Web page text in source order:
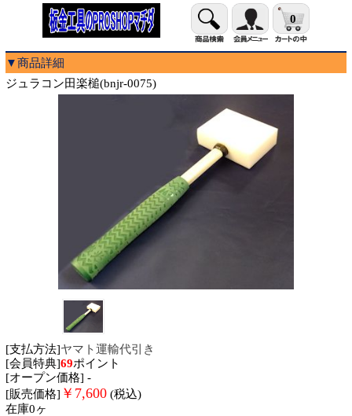
0
▼商品詳細
ジュラコン田楽槌(bnjr-0075)
[支払方法]ヤマト運輸代引き
[会員特典]69ポイント
[オープン価格] -
[販売価格] ￥ 7,600 (税込)
在庫0ヶ